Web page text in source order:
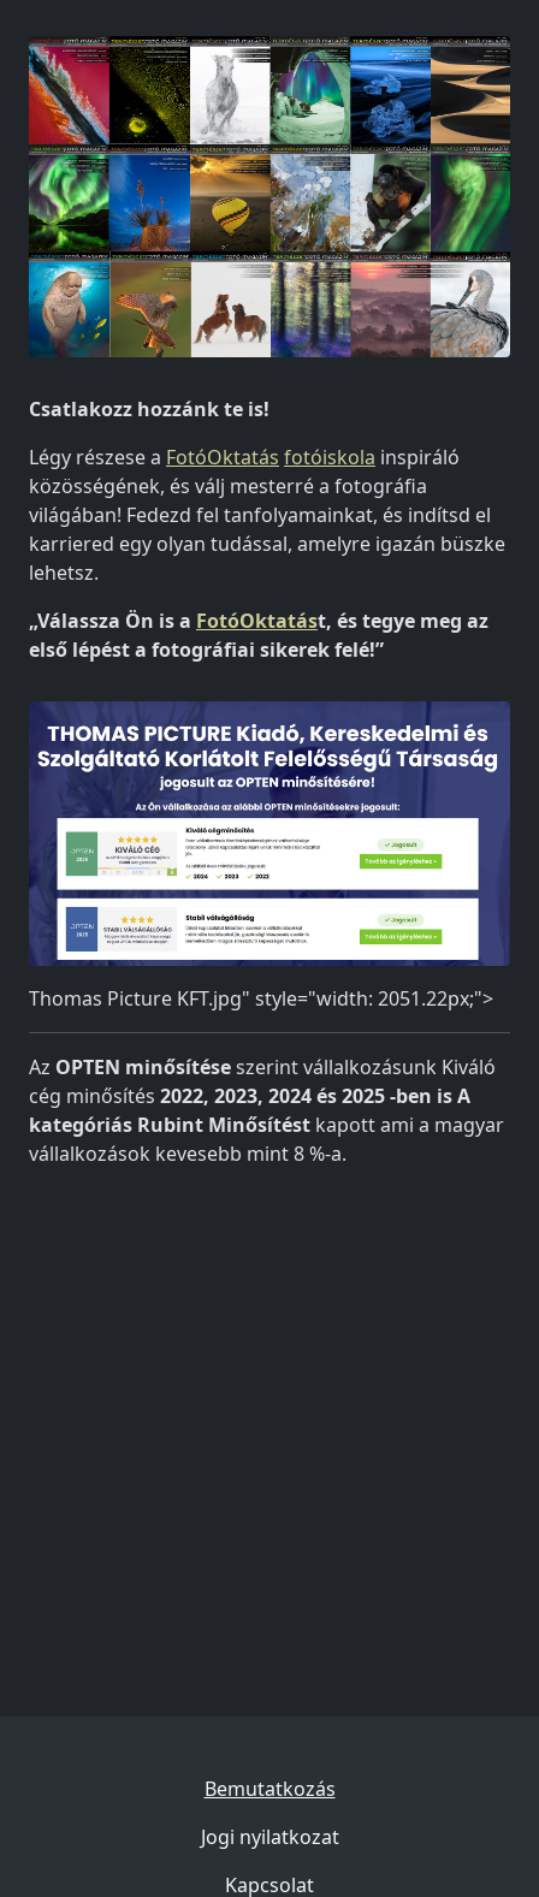
Csatlakozz hozzánk te is!
Légy részese a FotóOktatás fotóiskola inspiráló
közösségének, és válj mesterré a fotográfia
világában! Fedezd fel tanfolyamainkat, és indítsd el
karriered egy olyan tudással, amelyre igazán büszke
lehetsz.
„Válassza Ön is a FotóOktatást, és tegye meg az
első lépést a fotográfiai sikerek felé!”
Thomas Picture KFT.jpg" style="width: 2051.22px;">
Az OPTEN minősítéseszerint vállalkozásunk Kiváló
cég minősítés 2022, 2023, 2024 és 2025 -ben is A
kategóriás Rubint Minősítést kapott ami a magyar
vállalkozások kevesebb mint 8 %-a.
Bemutatkozás
Jogi nyilatkozat
Kapcsolat